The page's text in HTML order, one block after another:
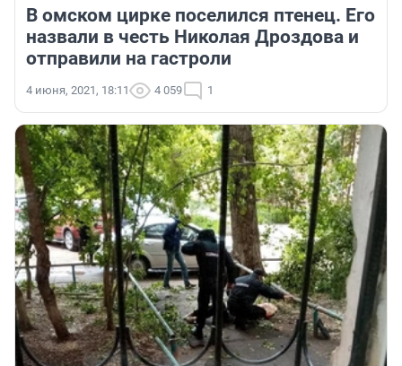
В омском цирке поселился птенец. Его
назвали в честь Николая Дроздова и
отправили на гастроли
4 июня, 2021, 18:11 4 059 1